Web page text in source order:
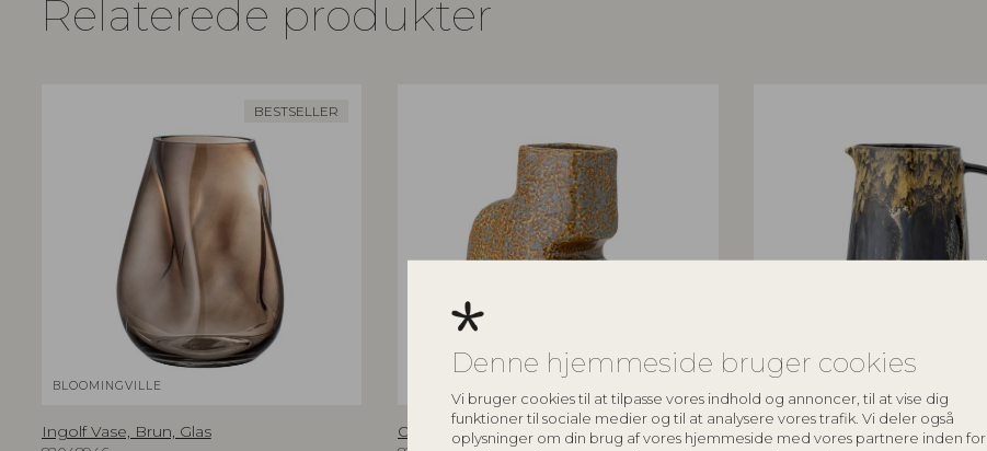
Denne hjemmeside bruger cookies
Vi bruger cookies til at tilpasse vores indhold og annoncer, til at vise dig
funktioner til sociale medier og til at analysere vores trafik. Vi deler også
oplysninger om din brug af vores hjemmeside med vores partnere inden for
Relaterede produkter
BESTSELLER
BLOOMINGVILLE
Ingolf Vase, Brun, Glas Ollia Vase, Brun, Stentøj Wyatt Vase, Brun, Stentøj